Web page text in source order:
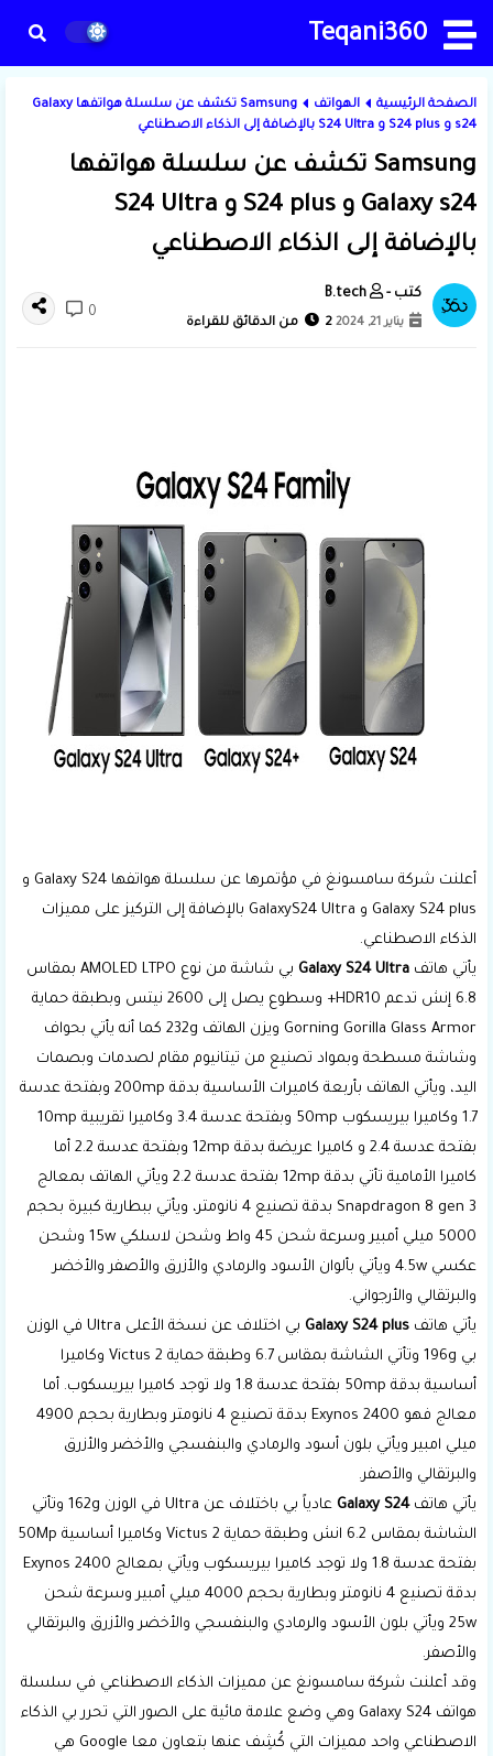
Teqani360
الصفحة الرئيسية الهواتف
Samsung تكشف عن سلسلة هواتفها Galaxy
s24 و S24 plus و S24 Ultra بالإضافة إلى الذكاء الاصطناعي
Samsung تكشف عن سلسلة هواتفها
Galaxy s24 و S24 plus و S24 Ultra
بالإضافة إلى الذكاء الاصطناعي
يناير 21, 2024 2 من الدقائق للقراءة
0
أعلنت شركة سامسونغ في مؤتمرها عن سلسلة هواتفها Galaxy S24 و
Galaxy S24 plus و GalaxyS24 Ultra بالإضافة إلى التركيز على مميزات
الذكاء الاصطناعي.
يأتي هاتف Galaxy S24 Ultra
بي شاشة من نوع AMOLED LTPO بمقاس
6.8 إنش تدعم HDR10+ وسطوع يصل إلى 2600 نيتس وبطبقة حماية
Gorning Gorilla Glass Armor ويزن الهاتف 232g كما أنه يأتي بحواف
وشاشة مسطحة وبمواد تصنيع من تيتانيوم مقام لصدمات وبصمات
اليد، ويأتي الهاتف بأربعة كاميرات الأساسية بدقة 200mp وبفتحة عدسة
1.7 وكاميرا بيريسكوب 50mp وبفتحة عدسة 3.4 وكاميرا تقريبية 10mp
بفتحة عدسة 2.4 و كاميرا عريضة بدقة 12mp وبفتحة عدسة 2.2 أما
كاميرا الأمامية تأتي بدقة 12mp بفتحة عدسة 2.2 ويأتي الهاتف بمعالج
Snapdragon 8 gen 3 بدقة تصنيع 4 نانومتر، ويأتي ببطارية كبيرة بحجم
5000 ميلي أمبير وسرعة شحن 45 واط وشحن لاسلكي 15w وشحن
عكسي 4.5w ويأتي بألوان الأسود والرمادي والأزرق والأصفر والأخضر
والبرتقالي والأرجواني.
يأتي هاتف Galaxy S24 plus
بي اختلاف عن نسخة الأعلى Ultra في الوزن
بي 196g وتأتي الشاشة بمقاس 6.7 وطبقة حماية Victus 2 وكاميرا
أساسية بدقة 50mp بفتحة عدسة 1.8 ولا توجد كاميرا بيريسكوب. أما
معالج فهو Exynos 2400 بدقة تصنيع 4 نانومتر وبطارية بحجم 4900
ميلي امبير ويأتي بلون أسود والرمادي والبنفسجي والأخضر والأزرق
والبرتقالي والأصفر.
يأتي هاتفGalaxy S24
عادياً بي باختلاف عن Ultra في الوزن 162g وتأتي
الشاشة بمقاس 6.2 انش وطبقة حماية Victus 2 وكاميرا أساسية 50Mp
بفتحة عدسة 1.8 ولا توجد كاميرا بيريسكوب ويأتي بمعالج Exynos 2400
بدقة تصنيع 4 نانومتر وبطارية بحجم 4000 ميلي أمبير وسرعة شحن
25w ويأتي بلون الأسود والرمادي والبنفسجي والأخضر والأزرق والبرتقالي
والأصفر.
وقد أعلنت شركة سامسونغ عن مميزات الذكاء الاصطناعي في سلسلة
هواتف Galaxy S24 وهي وضع علامة مائية على الصور التي تحرر بي الذكاء
الاصطناعي واحد مميزات التي كُشِف عنها بتعاون معا Google هي